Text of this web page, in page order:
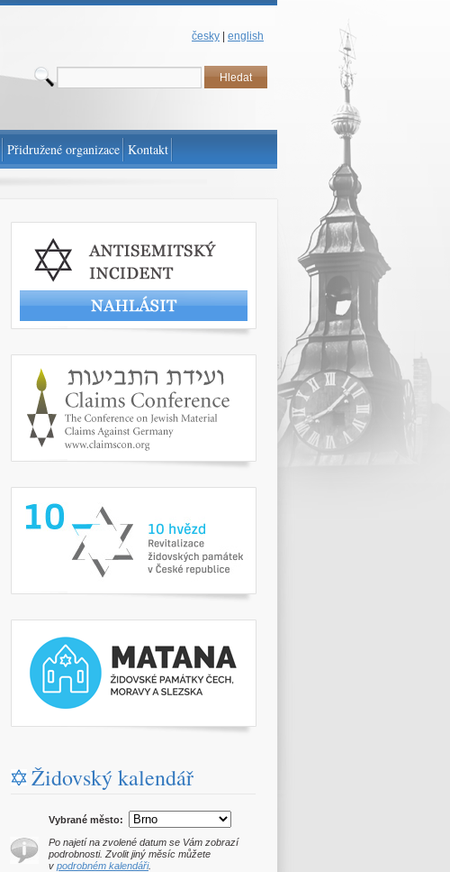
česky english
Židovský kalendář
Vybrané město:
Po najetí na zvolené datum se Vám zobrazí
podrobnosti. Zvolit jiný měsíc můžete
v podrobném kalendáři.
Přidružené organizace Kontakt